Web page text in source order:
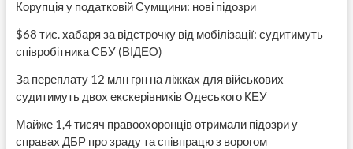
Корупція у податковій Сумщини: нові підозри
$68 тис. хабаря за відстрочку від мобілізації: судитимуть
співробітника СБУ (ВІДЕО)
За переплату 12 млн грн на ліжках для військових
судитимуть двох екскерівників Одеського КЕУ
Майже 1,4 тисяч правоохоронців отримали підозри у
справах ДБР про зраду та співпрацю з ворогом